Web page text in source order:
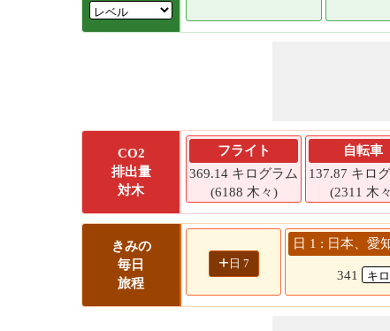
CO2
排出量
対木
フライト
369.14 キログラム
(6188 木々)
自転車
137.87 キロ
(2311 木
きみの
毎日
旅程
+ 日 7
日 1 : 日本、愛
341